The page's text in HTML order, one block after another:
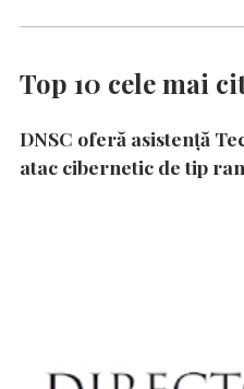
Top 10 cele mai
DNSC oferă asistență
atac cibernetic de tip